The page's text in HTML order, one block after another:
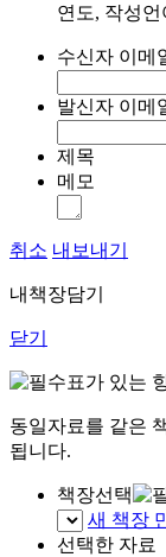
연도, 작성
수신자 이메
발신자 이메
제목
메모
취소 내보내기
내책장담기
닫기
표가 있는
동일자료를 같은
됩니다.
책장선택
새 책장
선택한 자료